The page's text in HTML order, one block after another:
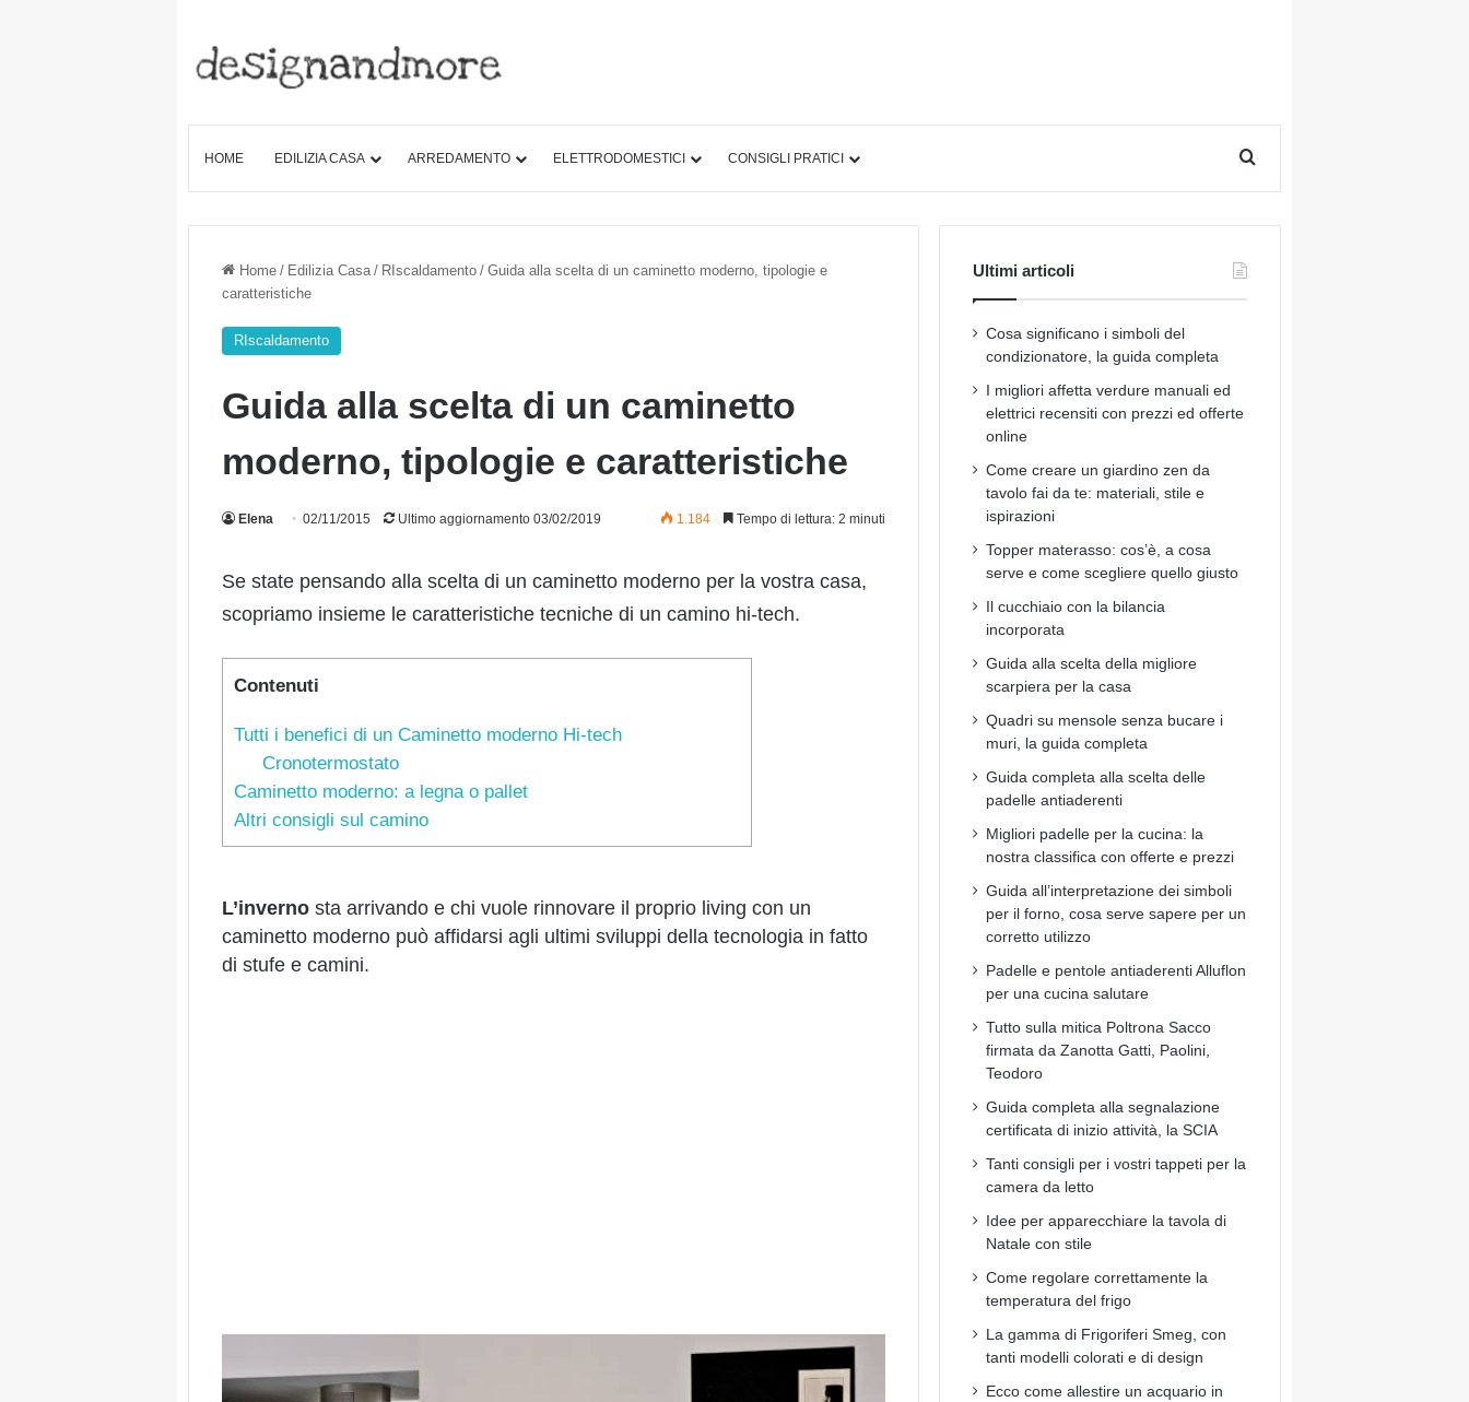
HOME EDILIZIA CASA ARREDAMENTO ELETTRODOMESTICI CONSIGLI PRATICI
Home / Edilizia Casa / RIscaldamento / Guida alla scelta di un caminetto moderno, tipologie e
caratteristiche
RIscaldamento
Guida alla scelta di un caminetto
moderno, tipologie e caratteristiche
Elena 02/11/2015 Ultimo aggiornamento 03/02/2019 1.184 Tempo di lettura: 2 minuti
Se state pensando alla scelta di un caminetto moderno per la vostra casa,
scopriamo insieme le caratteristiche tecniche di un camino hi-tech.
Contenuti
Tutti i benefici di un Caminetto moderno Hi-tech
Cronotermostato
Caminetto moderno: a legna o pallet
Altri consigli sul camino
L’inverno sta arrivando e chi vuole rinnovare il proprio living con un
caminetto moderno può affidarsi agli ultimi sviluppi della tecnologia in fatto
di stufe e camini.
Ultimi articoli
Cosa significano i simboli del
condizionatore, la guida completa
I migliori affetta verdure manuali ed
elettrici recensiti con prezzi ed offerte
online
Come creare un giardino zen da
tavolo fai da te: materiali, stile e
ispirazioni
Topper materasso: cos’è, a cosa
serve e come scegliere quello giusto
Il cucchiaio con la bilancia
incorporata
Guida alla scelta della migliore
scarpiera per la casa
Quadri su mensole senza bucare i
muri, la guida completa
Guida completa alla scelta delle
padelle antiaderenti
Migliori padelle per la cucina: la
nostra classifica con offerte e prezzi
Guida all’interpretazione dei simboli
per il forno, cosa serve sapere per un
corretto utilizzo
Padelle e pentole antiaderenti Alluflon
per una cucina salutare
Tutto sulla mitica Poltrona Sacco
firmata da Zanotta Gatti, Paolini,
Teodoro
Guida completa alla segnalazione
certificata di inizio attività, la SCIA
Tanti consigli per i vostri tappeti per la
camera da letto
Idee per apparecchiare la tavola di
Natale con stile
Come regolare correttamente la
temperatura del frigo
La gamma di Frigoriferi Smeg, con
tanti modelli colorati e di design
Ecco come allestire un acquario in